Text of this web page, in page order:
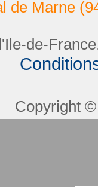
de Marne
de-
Copyright